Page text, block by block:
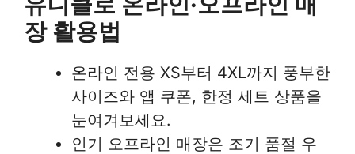
장 활용법
온라인 전용 XS부터 4XL까지 풍부한
사이즈와 앱 쿠폰, 한정 세트 상품을
눈여겨보세요.
인기 오프라인 매장은 조기 품절 우